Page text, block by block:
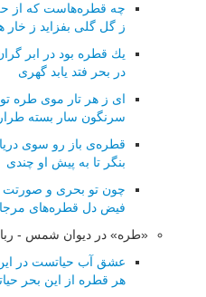
چه قطره‌هاست كه از
ز گل گلی بفزاید ز خار
یك قطره بود در ابر
در بحر فتد یابد گهری
ای ز هر تار موی طره تو
سرنگون سار بسته
قطره‌ی باز رو سوی دریا
بنگر تا به پیش او چندی
چون تو بحری و
فیض دل قطره‌های
«طره» در دیوان شمس -
عشق آب حیاتست در
هر قطره از این بحر